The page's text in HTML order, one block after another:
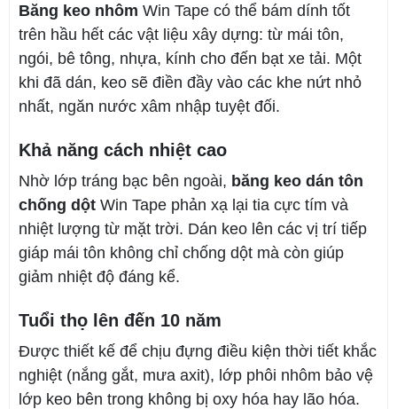
Băng keo nhôm Win Tape có thể bám dính tốt
trên hầu hết các vật liệu xây dựng: từ mái tôn,
ngói, bê tông, nhựa, kính cho đến bạt xe tải. Một
khi đã dán, keo sẽ điền đầy vào các khe nứt nhỏ
nhất, ngăn nước xâm nhập tuyệt đối.
Khả năng cách nhiệt cao
Nhờ lớp tráng bạc bên ngoài, băng keo dán tôn
chống dột Win Tape phản xạ lại tia cực tím và
nhiệt lượng từ mặt trời. Dán keo lên các vị trí tiếp
giáp mái tôn không chỉ chống dột mà còn giúp
giảm nhiệt độ đáng kể.
Tuổi thọ lên đến 10 năm
Được thiết kế để chịu đựng điều kiện thời tiết khắc
nghiệt (nắng gắt, mưa axit), lớp phôi nhôm bảo vệ
lớp keo bên trong không bị oxy hóa hay lão hóa.